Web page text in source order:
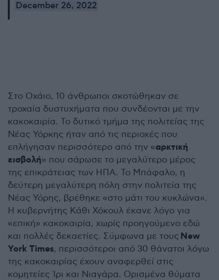
December 26, 2022
Στο Οχάιο, 10 άνθρωποι σκοτώθηκαν σε
τροχαία δυστυχήματα που συνδέονται με την
κακοκαιρία. Το δυτικό τμήμα της πολιτείας της
Νέας Υόρκης ήταν από τις περιοχές που
επλήγησαν περισσότερο από την «αρκτική
εισβολή» που σάρωσε το μεγαλύτερο μέρος
της επικράτειας των ΗΠΑ. Το Μπάφαλο, η
δεύτερη μεγαλύτερη πόλη στην πολιτεία της
Νέας Υόρης, βρέθηκε «στο μάτι του κυκλώνα».
Η κυβερνήτης Κάθι Χόκουλ έκανε λόγο για
«επική» κακοκαιρία, χωρίς προηγούμενο εδώ
και πολλές δεκαετίες. Σύμφωνα με τους New
York Times, περισσότεροι από 30 θάνατοι λόγω
της κακοκαιρίας έχουν αναφερθεί στις
κομητείες Ίρι και Νιαγάρα. Ορισμένα θύματα